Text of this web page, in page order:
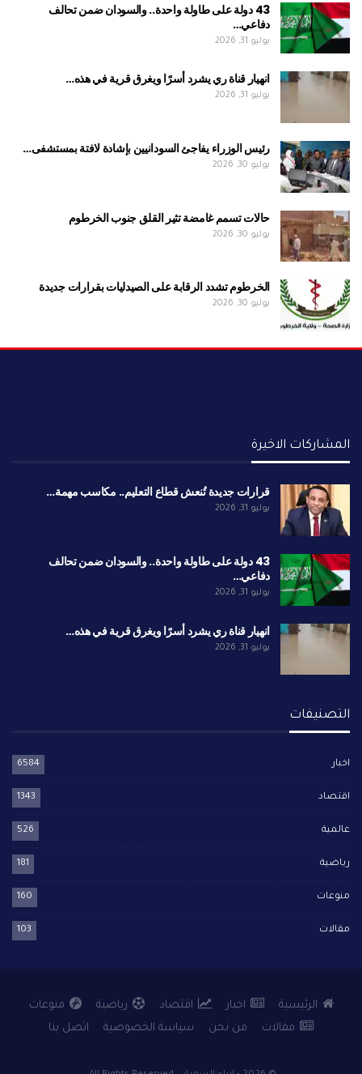
43 دولة على طاولة واحدة.. والسودان ضمن تحالف
دفاعي…
يوليو 31, 2026
انهيار قناة ري يشرد أسرًا ويغرق قرية في هذه…
يوليو 31, 2026
رئيس الوزراء يفاجئ السودانيين بإشادة لافتة بمستشفى…
يوليو 30, 2026
حالات تسمم غامضة تثير القلق جنوب الخرطوم
يوليو 30, 2026
الخرطوم تشدد الرقابة على الصيدليات بقرارات جديدة
يوليو 30, 2026
المشاركات الاخيرة
قرارات جديدة تُنعش قطاع التعليم.. مكاسب مهمة…
يوليو 31, 2026
43 دولة على طاولة واحدة.. والسودان ضمن تحالف
دفاعي…
يوليو 31, 2026
انهيار قناة ري يشرد أسرًا ويغرق قرية في هذه…
يوليو 31, 2026
التصنيفات
اخبار 6584
اقتصاد 1343
عالمية 526
رياضية 181
منوعات 160
مقالات 103
الرئيسية اخبار اقتصاد رياضية
منوعات
مقالات
من نحن سياسة الخصوصية اتصل بنا